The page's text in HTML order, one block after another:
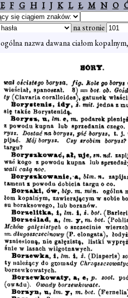
E F G H I J K L Ł M N O
na stronie
ogólna nazwa dawana ciałom